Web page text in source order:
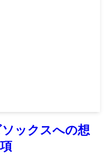
ックスへの想